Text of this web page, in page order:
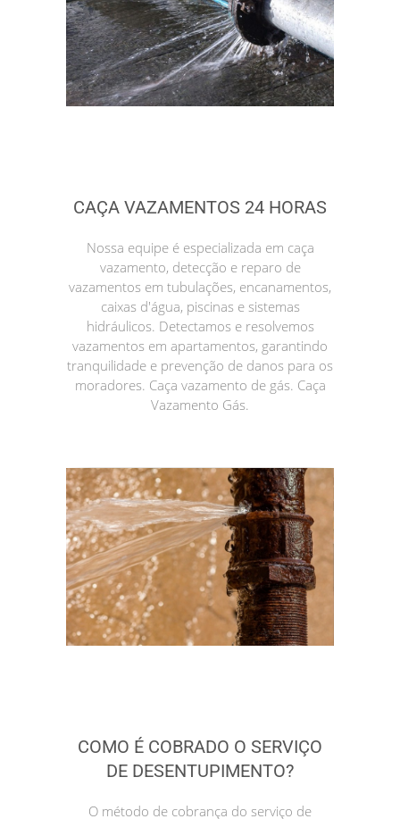
CAÇA VAZAMENTOS 24 HORAS
Nossa equipe é especializada em caça
vazamento, detecção e reparo de
vazamentos em tubulações, encanamentos,
caixas d'água, piscinas e sistemas
hidráulicos. Detectamos e resolvemos
vazamentos em apartamentos, garantindo
tranquilidade e prevenção de danos para os
moradores. Caça vazamento de gás. Caça
Vazamento Gás.
COMO É COBRADO O SERVIÇO
DE DESENTUPIMENTO?
O método de cobrança do serviço de